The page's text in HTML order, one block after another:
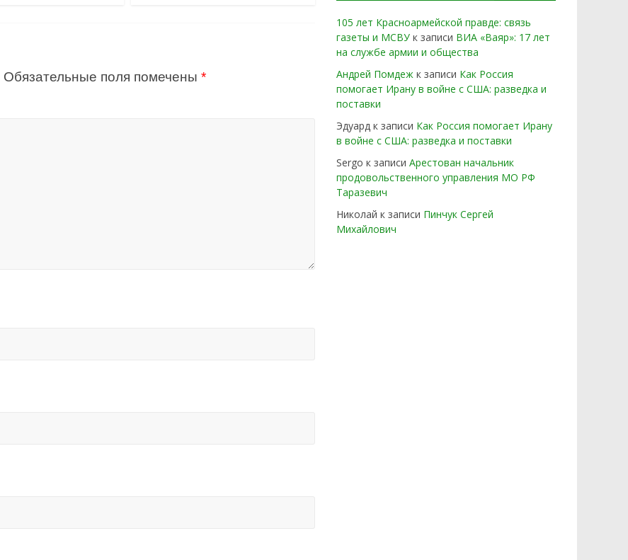
Обязательные поля помечены *
105 лет Красноармейской правде: связь
газеты и МСВУ к записи ВИА «Ваяр»: 17 лет
на службе армии и общества
Андрей Помдеж к записи Как Россия
помогает Ирану в войне с США: разведка и
поставки
Эдуард к записи Как Россия помогает Ирану
в войне с США: разведка и поставки
Sergo к записи Арестован начальник
продовольственного управления МО РФ
Таразевич
Николай к записи Пинчук Сергей
Михайлович